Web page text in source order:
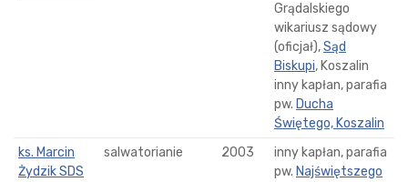
Grądalskiego
wikariusz sądowy
(oficjał),Sąd
Biskupi, Koszalin
inny kapłan, parafia
pw. Ducha
Świętego, Koszalin
ks. Marcin
Żydzik SDS
salwatorianie 2003
inny kapłan, parafia
pw. Najświętszego